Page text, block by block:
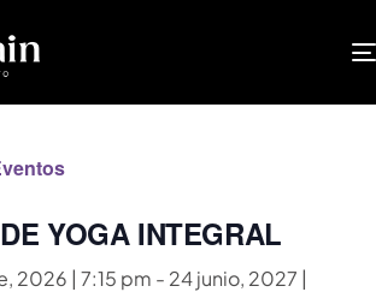
YOGA INTEGRAL
2026 | 7:15 pm - 24 junio, 2027 |